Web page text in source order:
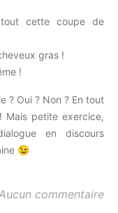
cette coupe de
gras !
!
? Oui ? Non ? En tout
Mais petite exercice,
en discours
😉
commentaire